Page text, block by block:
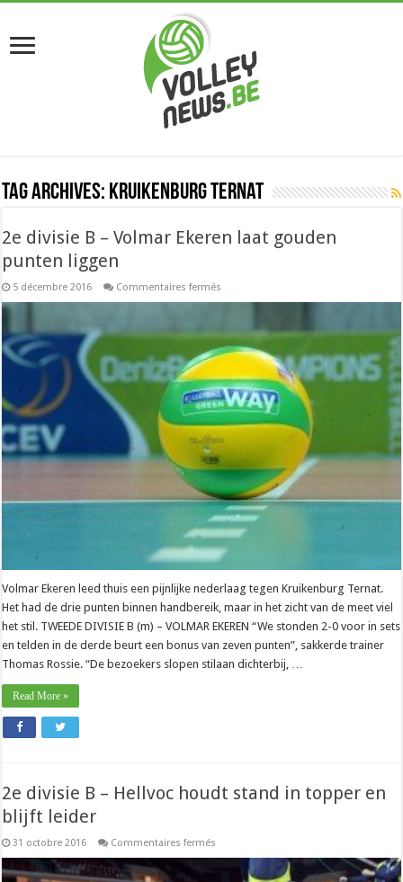
Tag Archives: Kruikenburg Ternat
2e divisie B – Volmar Ekeren laat gouden
punten liggen
5 décembre 2016 Commentaires fermés
–
Volmar
Ekeren
gouden
punten
liggen
Volmar Ekeren leed thuis een pijnlijke nederlaag tegen Kruikenburg Ternat.
Het had de drie punten binnen handbereik, maar in het zicht van de meet viel
het stil. TWEEDE DIVISIE B (m) – VOLMAR EKEREN “We stonden 2-0 voor in sets
en telden in de derde beurt een bonus van zeven punten”, sakkerde trainer
Thomas Rossie. “De bezoekers slopen stilaan dichterbij, …
Read More »
2e divisie B – Hellvoc houdt stand in topper en
blijft leider
31 octobre 2016 Commentaires fermés